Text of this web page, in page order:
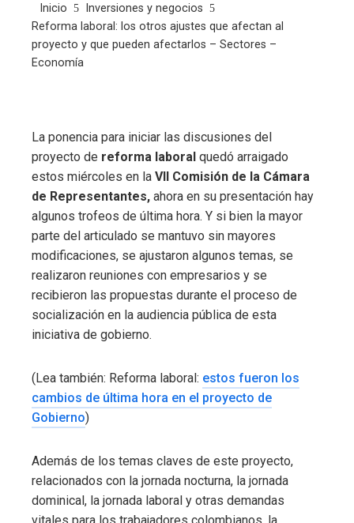
Inicio
Inversiones y negocios
Reforma laboral: los otros ajustes que afectan al
proyecto y que pueden afectarlos – Sectores –
Economía
La ponencia para iniciar las discusiones del
proyecto de reforma laboral quedó arraigado
estos miércoles en la VII Comisión de la Cámara
de Representantes, ahora en su presentación hay
algunos trofeos de última hora. Y si bien la mayor
parte del articulado se mantuvo sin mayores
modificaciones, se ajustaron algunos temas, se
realizaron reuniones con empresarios y se
recibieron las propuestas durante el proceso de
socialización en la audiencia pública de esta
iniciativa de gobierno.
(Lea también: Reforma laboral: estos fueron los
cambios de última hora en el proyecto de
Gobierno)
Además de los temas claves de este proyecto,
relacionados con la jornada nocturna, la jornada
dominical, la jornada laboral y otras demandas